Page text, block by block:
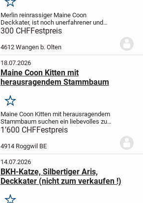
Merken
Merlin reinrassiger Maine Coon
Deckkater, ist noch unerfahrener und
freut sich auf Damen besuch
geboren am 14.07.2025
Brown Tabby• sozial zu anderen Katzen,
verspielt und...
300 CHFFestpreis
4612 Wangen b. Olten
18.07.2026
Maine Coon Kitten mit
herausragendem Stammbaum
Merken
Maine Coon Kitten mit herausragendem
Stammbaum suchen ein liebevolles zu
Hause. Unsere bezaubernden Maine Coon
Kitten sind bereit ihr neues Zuhause zu
beziehen.Sie wurden liebevoll zu Hause
aufgezogen...
1’600 CHFFestpreis
4914 Roggwil BE
14.07.2026
BKH-Katze, Silbertiger Aris,
Deckkater (nicht zum verkaufen !)